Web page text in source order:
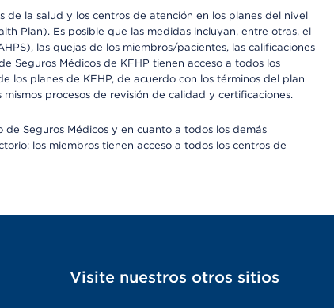
de la salud y los centros de atención en los planes del nivel
Plan). Es posible que las medidas incluyan, entre otras, el
las quejas de los miembros/pacientes, las calificaciones
Seguros Médicos de KFHP tienen acceso a todos los
planes de KFHP, de acuerdo con los términos del plan
procesos de revisión de calidad y certificaciones.
Seguros Médicos y en cuanto a todos los demás
los miembros tienen acceso a todos los centros de
Visite nuestros otros sitios